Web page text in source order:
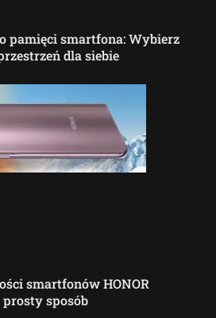
pamięci smartfona: Wybierz
dla siebie
smartfonów HONOR
sposób